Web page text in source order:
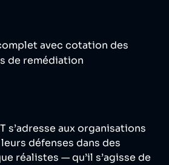
avec cotation des
de remédiation
s’adresse aux organisations
défenses dans des
réalistes — qu’il s’agisse de